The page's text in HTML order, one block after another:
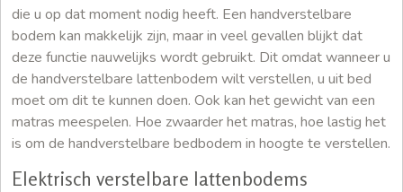
die u op dat moment nodig heeft. Een handverstelbare
bodem kan makkelijk zijn, maar in veel gevallen blijkt dat
deze functie nauwelijks wordt gebruikt. Dit omdat wanneer u
de handverstelbare lattenbodem wilt verstellen, u uit bed
moet om dit te kunnen doen. Ook kan het gewicht van een
matras meespelen. Hoe zwaarder het matras, hoe lastig het
is om de handverstelbare bedbodem in hoogte te verstellen.
Elektrisch verstelbare lattenbodems